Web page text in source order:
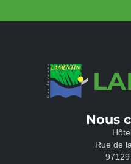
Nous
Rue de